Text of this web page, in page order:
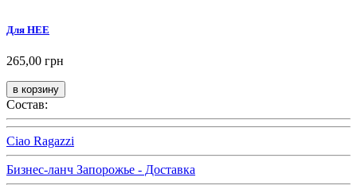
Для НЕЕ
265,00 грн
Состав:
Ciao Ragazzi
Бизнес-ланч Запорожье - Доставка